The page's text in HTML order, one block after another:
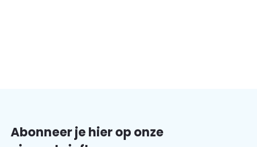
Abonneer je hier op onze